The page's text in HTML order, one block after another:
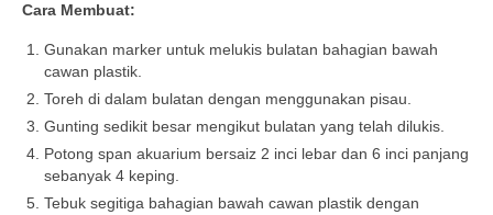
Cara Membuat:
Gunakan marker untuk melukis bulatan bahagian bawah
cawan plastik.
Toreh di dalam bulatan dengan menggunakan pisau.
Gunting sedikit besar mengikut bulatan yang telah dilukis.
Potong span akuarium bersaiz 2 inci lebar dan 6 inci panjang
sebanyak 4 keping.
Tebuk segitiga bahagian bawah cawan plastik dengan